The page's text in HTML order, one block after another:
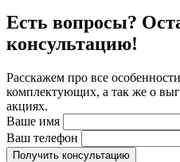
Есть вопросы?
консультацию!
Расскажем про все
комплектующих, а так же о
акциях.
Ваше имя
Ваш телефон
Получить консультацию